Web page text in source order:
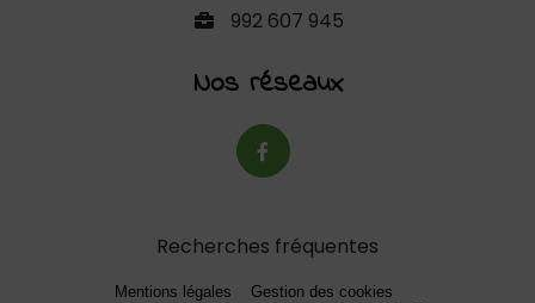
992 607 945
Nos réseaux
Recherches fréquentes
Mentions légales Gestion des cookies